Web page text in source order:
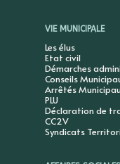
VIE MUNICIPALE
Les élus
Etat civil
Démarches
Conseils
Arrêtés
PLU
Déclaration de
CC2V
Syndicats